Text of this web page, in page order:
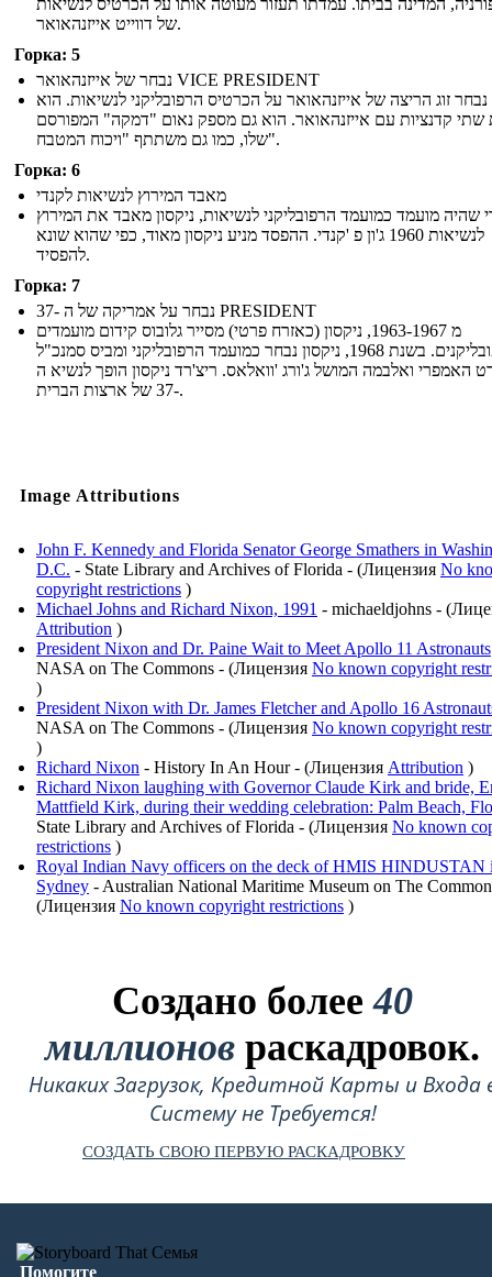
המדינה בביתו. עמדתו תעזור מעוטה אותו על הכרטיס לנשיאות
של דווייט אייזנהאואר.
Горка: 5
נבחר של אייזנהאואר VICE PRESIDENT
נבחר זוג הריצה של אייזנהאואר על הכרטיס הרפובליקני לנשיאות. הוא
שתי קדנציות עם אייזנהאואר. הוא גם מספק נאום "דמקה" המפורסם
שלו, כמו גם משתתף "ויכוח המטבח".
Горка: 6
מאבד המירוץ לנשיאות לקנדי
שהיה מועמד כמועמד הרפובליקני לנשיאות, ניקסון מאבד את המירוץ
לנשיאות 1960 ג'ון פ 'קנדי. ההפסד מניע ניקסון מאוד, כפי שהוא שונא
להפסיד.
Горка: 7
נבחר על אמריקה של ה -37 PRESIDENT
מ 1963-1967, ניקסון (כאזרח פרטי) מסייר גלובוס קידום מועמדים
רפובליקנים. בשנת 1968, ניקסון נבחר כמועמד הרפובליקני ומביס סמנכ"ל
האמפרי ואלבמה המושל ג'ורג 'וואלאס. ריצ'רד ניקסון הופך לנשיא ה
-37 של ארצות הברית.
Image Attributions
John F. Kennedy and Florida Senator George Smathers in
D.C. - State Library and Archives of Florida - (Лицензия No
copyright restrictions )
Michael Johns and Richard Nixon, 1991 - michaeldjohns -
Attribution )
President Nixon and Dr. Paine Wait to Meet Apollo 11 Astronauts
NASA on The Commons - (Лицензия No known copyright
)
President Nixon with Dr. James Fletcher and Apollo 16
NASA on The Commons - (Лицензия No known copyright
)
Richard Nixon - History In An Hour - (Лицензия Attribution )
Richard Nixon laughing with Governor Claude Kirk and bride,
Mattfield Kirk, during their wedding celebration: Palm Beach,
State Library and Archives of Florida - (Лицензия No known
restrictions )
Royal Indian Navy officers on the deck of HMIS HINDUSTAN
Sydney - Australian National Maritime Museum on The
(Лицензия No known copyright restrictions )
Создано более40
миллионов раскадровок.
Никаких Загрузок, Кредитной Карты и Входа
Систему не Требуется!
СОЗДАТЬ СВОЮ ПЕРВУЮ РАСКАДРОВКУ
Помогите